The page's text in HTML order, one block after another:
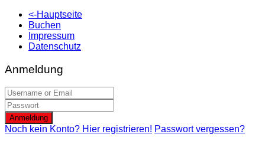
<-Hauptseite
Buchen
Impressum
Datenschutz
Anmeldung
Anmeldung
Noch kein Konto? Hier registrieren! Passwort vergessen?